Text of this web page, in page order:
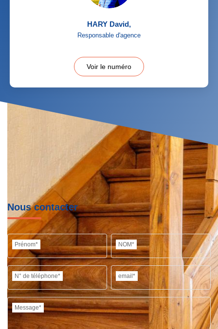
HARY David,
Responsable d'agence
Voir le numéro
Nous contacter
Prénom* NOM*
N° de téléphone* email*
Message*